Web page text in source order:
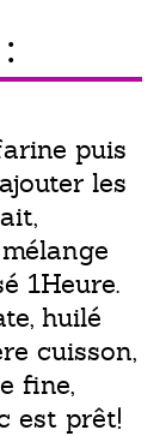
puis
les
1Heure.
huilé
cuisson,
fine,
est prêt!